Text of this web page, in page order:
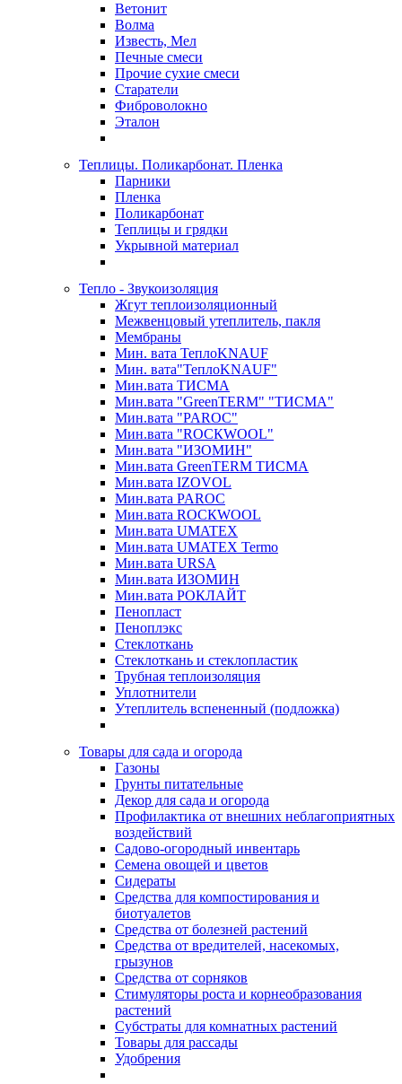
Ветонит
Волма
Известь, Мел
Печные смеси
Прочие сухие смеси
Старатели
Фиброволокно
Эталон
Теплицы. Поликарбонат. Пленка
Парники
Пленка
Поликарбонат
Теплицы и грядки
Укрывной материал
Тепло - Звукоизоляция
Жгут теплоизоляционный
Межвенцовый утеплитель, пакля
Мембраны
Мин. вата ТеплоKNAUF
Мин. вата"ТеплоKNAUF"
Мин.вата ТИСМА
Мин.вата "GreenTERM" "ТИСМА"
Мин.вата "PAROC"
Мин.вата "ROCКWOOL"
Мин.вата "ИЗОМИН"
Мин.вата GreenTERM ТИСМА
Мин.вата IZOVOL
Мин.вата PAROC
Мин.вата ROCКWOOL
Мин.вата UMATEX
Мин.вата UMATEX Termo
Мин.вата URSA
Мин.вата ИЗОМИН
Мин.вата РОКЛАЙТ
Пенопласт
Пеноплэкс
Стеклоткань
Стеклоткань и стеклопластик
Трубная теплоизоляция
Уплотнители
Утеплитель вспененный (подложка)
Товары для сада и огорода
Газоны
Грунты питательные
Декор для сада и огорода
Профилактика от внешних неблагоприятных
воздействий
Садово-огородный инвентарь
Семена овощей и цветов
Сидераты
Средства для компостирования и
биотуалетов
Средства от болезней растений
Средства от вредителей, насекомых,
грызунов
Средства от сорняков
Стимуляторы роста и корнеобразования
растений
Субстраты для комнатных растений
Товары для рассады
Удобрения